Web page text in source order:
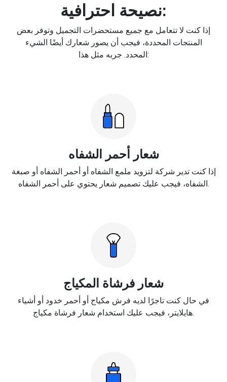
نصيحة احترافية:
إذا كنت لا تتعامل مع جميع مستحضرات التجميل وتوفر بعض
المنتجات المحددة، فيجب أن يصور شعارك أيضًا الشيء
المحدد. جربه مثل هذا:
شعار أحمر الشفاه
إذا كنت تدير شركة لتزويد ملمع الشفاه أو أحمر الشفاه أو صبغة
الشفاه، فيجب عليك تصميم شعار يحتوي على أحمر الشفاه.
شعار فرشاة المكياج
في حال كنت تاجرًا لديه فرش مكياج أو أحمر خدود أو أشياء
هايلايتر، فيجب عليك استخدام شعار فرشاة مكياج.